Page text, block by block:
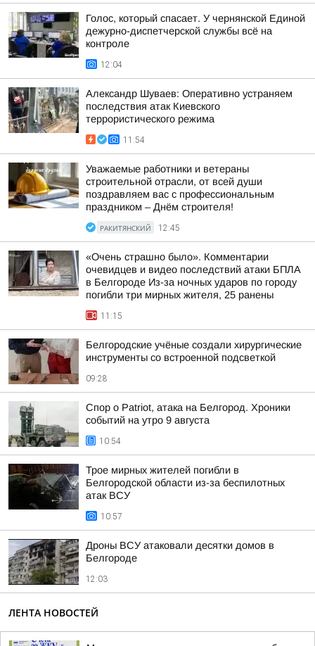
Голос, который спасает. У чернянской Единой
дежурно-диспетчерской службы всё на
контроле
12:04
Александр Шуваев: Оперативно устраняем
последствия атак Киевского
террористического режима
11:54
Уважаемые работники и ветераны
строительной отрасли, от всей души
поздравляем вас с профессиональным
праздником – Днём строителя!
РАКИТЯНСКИЙ 12:45
«Очень страшно было». Комментарии
очевидцев и видео последствий атаки БПЛА
в Белгороде Из-за ночных ударов по городу
погибли три мирных жителя, 25 ранены
11:15
Белгородские учёные создали хирургические
инструменты со встроенной подсветкой
09:28
Спор о Patriot, атака на Белгород. Хроники
событий на утро 9 августа
10:54
Трое мирных жителей погибли в
Белгородской области из-за беспилотных
атак ВСУ
10:57
Дроны ВСУ атаковали десятки домов в
Белгороде
12:03
ЛЕНТА НОВОСТЕЙ